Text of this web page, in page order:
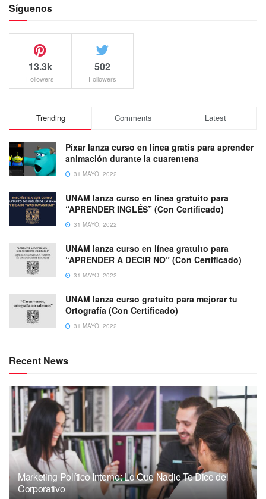
Síguenos
13.3k
Followers
502
Followers
Trending Comments Latest
Pixar lanza curso en línea gratis para aprender
animación durante la cuarentena
31 MAYO, 2022
UNAM lanza curso en línea gratuito para
“APRENDER INGLÉS” (Con Certificado)
31 MAYO, 2022
UNAM lanza curso en línea gratuito para
“APRENDER A DECIR NO” (Con Certificado)
31 MAYO, 2022
UNAM lanza curso gratuito para mejorar tu
Ortografía (Con Certificado)
31 MAYO, 2022
Recent News
Marketing Político Interno: Lo Que Nadie Te Dice del
Corporativo